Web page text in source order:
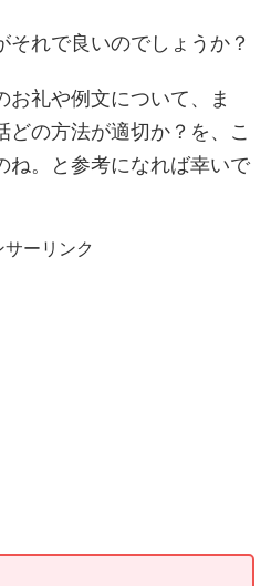
それで良いのでしょうか？
お礼や例文について、ま
どの方法が適切か？を、こ
ね。と参考になれば幸いで
サーリンク